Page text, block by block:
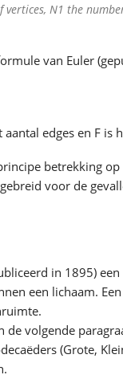
N1 the
van Euler
edges en F is
betrekking
voor de
in 1895)
een lichaam.
de volgende
(Grote,